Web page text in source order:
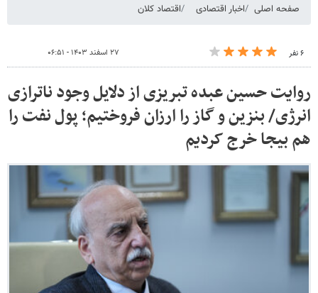
صفحه اصلی اخبار اقتصادی اقتصاد کلان
۶ نفر ۲۷ اسفند ۱۴۰۳ - ۰۶:۵۱
روایت حسین عبده تبریزی از دلایل وجود ناترازی
انرژی/ بنزین و گاز را ارزان فروختیم؛ پول نفت را
هم بیجا خرج کردیم